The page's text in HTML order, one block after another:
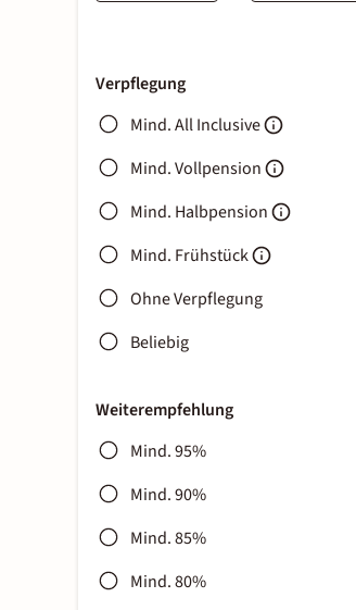
Verpflegung
Mind. All Inclusive
Mind. Vollpension
Mind. Halbpension
Mind. Frühstück
Ohne Verpflegung
Beliebig
Weiterempfehlung
Mind. 95%
Mind. 90%
Mind. 85%
Mind. 80%